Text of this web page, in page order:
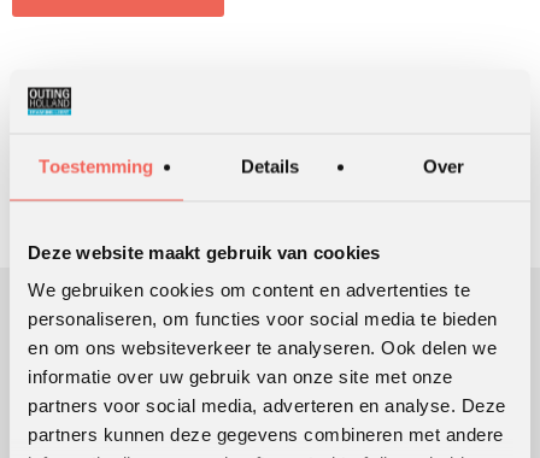
Toestemming Details Over
Deze website maakt gebruik van cookies
We gebruiken cookies om content en advertenties te
personaliseren, om functies voor social media te bieden
en om ons websiteverkeer te analyseren. Ook delen we
informatie over uw gebruik van onze site met onze
partners voor social media, adverteren en analyse. Deze
partners kunnen deze gegevens combineren met andere
ZOEKEN
OUTING HOLLAND
Sinds 1991 ondersteunen we klanten bij het ontwikkelen en
uitvoeren van leer- en ontwikkelingsprocessen die mensen en